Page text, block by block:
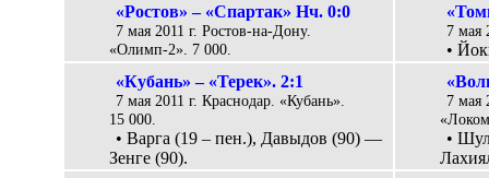
«Ростов» – «Спартак» Нч. 0:0
7 мая 2011 г. Ростов-на-Дону.
«Олимп-2». 7 000.
7 мая
•
«Кубань» – «Терек». 2:1
7 мая 2011 г. Краснодар. «Кубань».
15 000.
• Варга (19 – пен.), Давыдов (90) —
Зенге (90).
7 мая
•